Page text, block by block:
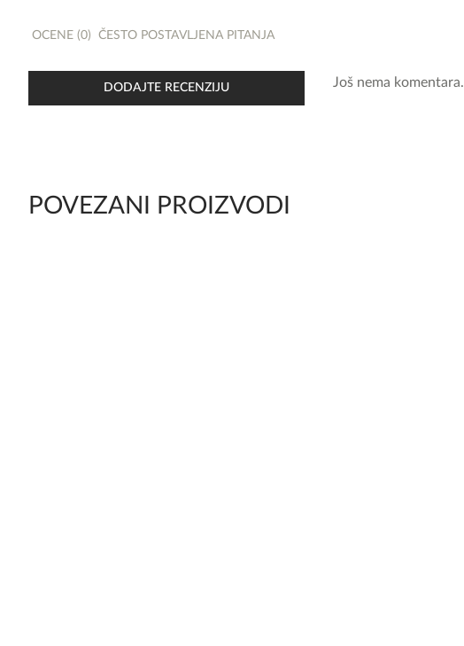
OCENE (0) ČESTO POSTAVLJENA PITANJA
Još nema komentara.
DODAJTE RECENZIJU
POVEZANI PROIZVODI